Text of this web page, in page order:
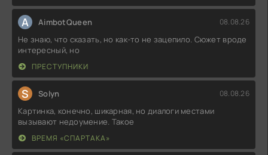
A AimbotQueen 08.08.26
Не знаю, что сказать, но как-то не зацепило. Сюжет вроде
интересный, но
ПРЕСТУПНИКИ
S Solyn 08.08.26
Картинка, конечно, шикарная, но диалоги местами
вызывают недоумение. Такое
ВРЕМЯ «СПАРТАКА»